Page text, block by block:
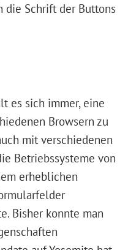
die Schrift der Buttons
es sich immer, eine
Browsern zu
mit verschiedenen
Betriebssysteme von
erheblichen
Bisher konnte man